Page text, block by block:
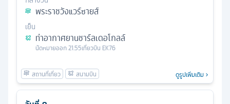
พระราชวังแวร์ซายส์
เย็น
ท่าอากาศยานชาร์ลเดอโกลล์
นัดหมายออก21.55เที่ยวบิน EK76
ดูรูปเพิ่มเติม